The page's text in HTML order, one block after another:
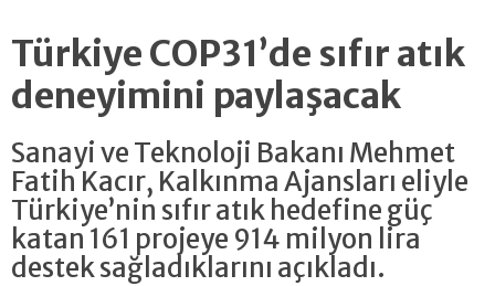
Türkiye COP31’de sıfır atık
deneyimini paylaşacak
Sanayi ve Teknoloji Bakanı Mehmet
Fatih Kacır, Kalkınma Ajansları eliyle
Türkiye’nin sıfır atık hedefine güç
katan 161 projeye 914 milyon lira
destek sağladıklarını açıkladı.